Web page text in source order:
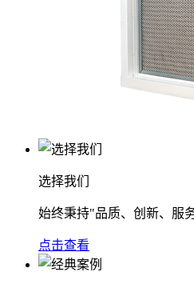
选择我们
始终秉持"品质、创新、服
点击查看